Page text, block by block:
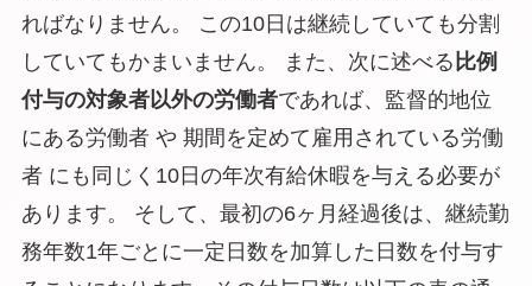
ればなりません。 この10日は継続していても分割
していてもかまいません。 また、次に述べる 比例
付与の対象者以外の労働者であれば、監督的地位
にある労働者 や 期間を定めて雇用されている労働
者 にも同じく10日の年次有給休暇を与える必要が
あります。 そして、最初の6ヶ月経過後は、継続勤
務年数1年ごとに一定日数を加算した日数を付与す